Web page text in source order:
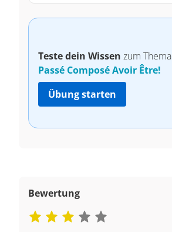
Teste dein Wissen zum Thema
Passé Composé Avoir Être!
Übung starten
Bewertung